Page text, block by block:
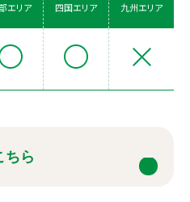
エリア 四国エリア 九州エリア
ちら